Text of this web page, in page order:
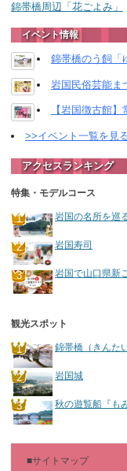
錦帯橋周辺「花ごよみ」
イベント情報
錦帯橋のう飼「
岩国民俗芸能ま
【岩国徴古館
>>イベント一覧を見
アクセスランキング
特集・モデルコース
岩国の名所を巡
岩国寿司
岩国で山口県新
観光スポット
錦帯橋（きんた
岩国城
秋の遊覧船『も
■サイトマップ